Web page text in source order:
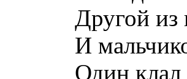
Другой из
И
Один